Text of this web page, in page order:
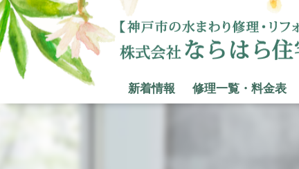
新着情報 修理一覧・料金表